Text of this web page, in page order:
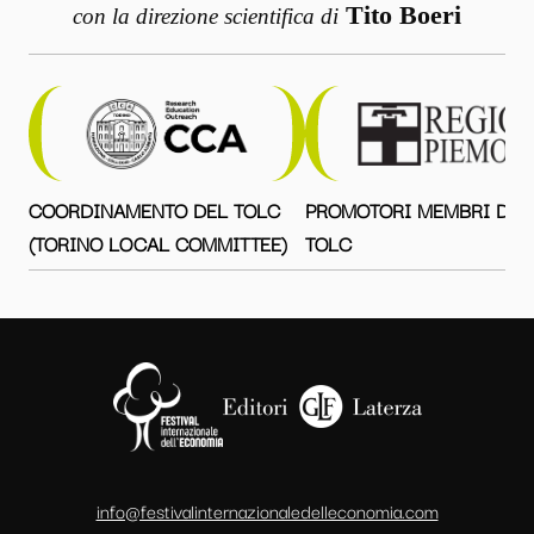
con la direzione scientifica di Tito Boeri
COORDINAMENTO DEL TOLC
(TORINO LOCAL COMMITTEE)
PROMOTORI MEMBRI DEL
TOLC
info@festivalinternazionaledelleconomia.com